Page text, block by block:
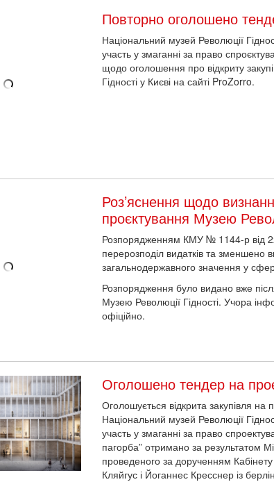
Повторно оголошено
Національний музей Революції
участь у змаганні за право
щодо оголошення про відкриту
Гідності у Києві на сайті ProZorro.
Роз’яснення щодо
проєктування Музею
Розпорядженням КМУ № 1144-р від
перерозподіл видатків та зменшено
загальнодержавного значення у
Розпорядження було видано вже
Музею Революції Гідності. Учора
офіційно.
Оголошено тендер на
Оголошується відкрита закупівля на
Національний музей Революції
участь у змаганні за право
пагорба” отримано за результатом
проведеного за дорученням
Кляйгус і Йоганнес Кресснер із